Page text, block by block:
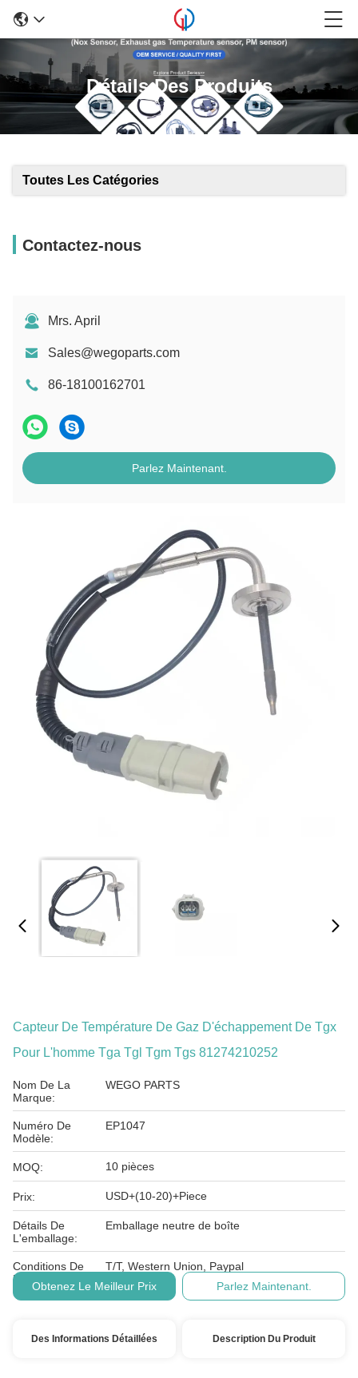
Détails Des Produits
Toutes Les Catégories
Contactez-nous
Mrs. April
Sales@wegoparts.com
86-18100162701
Parlez Maintenant.
Capteur De Température De Gaz D'échappement De Tgx
Pour L'homme Tga Tgl Tgm Tgs 81274210252
Nom De La
Marque:
WEGO PARTS
Numéro De
Modèle:
EP1047
MOQ: 10 pièces
Prix: USD+(10-20)+Piece
Détails De
L'emballage:
Emballage neutre de boîte
Conditions De
Paiement:
T/T, Western Union, Paypal
Obtenez Le Meilleur Prix
Parlez Maintenant.
Des Informations Détaillées Description Du Produit